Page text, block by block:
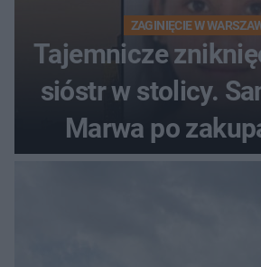
ZAGINIĘCIE W
Tajemnicze
sióstr w stolicy.
Marwa po
wróciły do